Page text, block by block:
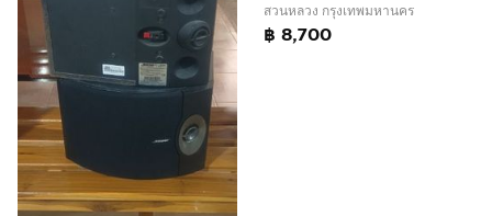
สวนหลวง กรุงเทพมหานคร
฿ 8,700